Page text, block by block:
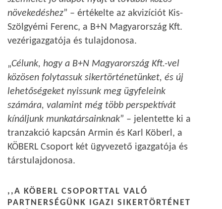
növekedéshez” – értékelte az akvizíciót Kis-
Szölgyémi Ferenc, a B+N Magyarország Kft.
vezérigazgatója és tulajdonosa.
„Célunk, hogy a B+N Magyarország Kft.-vel
közösen folytassuk sikertörténetünket, és új
lehetőségeket nyissunk meg ügyfeleink
számára, valamint még több perspektívát
kínáljunk munkatársainknak” – jelentette ki a
tranzakció kapcsán Armin és Karl Köberl, a
KÖBERL Csoport két ügyvezető igazgatója és
társtulajdonosa.
,,A KÖBERL CSOPORTTAL VALÓ
PARTNERSÉGÜNK IGAZI SIKERTÖRTÉNET